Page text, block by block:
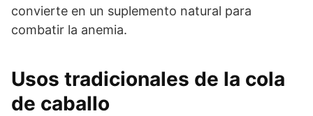
convierte en un suplemento natural para
combatir la anemia.
Usos tradicionales de la cola
de caballo